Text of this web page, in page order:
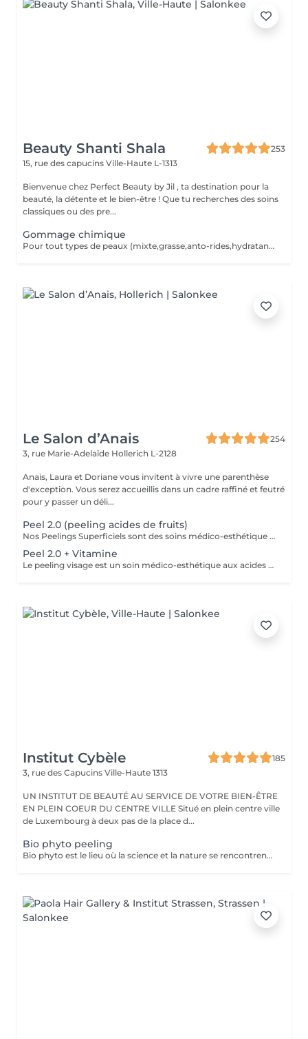
Beauty Shanti Shala
253
15, rue des capucins Ville-Haute L-1313
Bienvenue chez Perfect Beauty by Jil , ta destination pour la
beauté, la détente et le bien-être ! Que tu recherches des soins
classiques ou des pre...
Gommage chimique
Pour tout types de peaux (mixte,grasse,anto-rides,hydratant,rosacea,cicatrice,sensible) pas d'extraction,ni d'epilation visage avant. Il faut éviter le soleil les 2 semaines après le traitement. Cure de 4 soins pour un meilleur resultat. Un soin tout les 2 semaines = 390 aulieu de 440,20, y compris 2 cremes pour soin à domicile,si la facture est réglée au 1ier rv.
Le Salon d’Anais
254
3, rue Marie-Adelaïde Hollerich L-2128
Anais, Laura et Doriane vous invitent à vivre une parenthèse
d'exception. Vous serez accueillis dans un cadre raffiné et feutré
pour y passer un déli...
Peel 2.0 (peeling acides de fruits)
Nos Peelings Superficiels sont des soins médico-esthétique aux acides de fruits qui agissent par une exfoliation chimique controlée des couches supérieurs de la peau afin de stimuler et accélérer le renouvellement cellulaire. En éliminant les cellules mortes de la surface cutanée, ce traitement permet d'unifier le teint, d'atténuer les imperfections et de redonner de l'éclat à la peau. AVANTAGES DU PEELING - Favoriser la création de collagène et d'élastine pour restaurer la fermeté et la souplesse de la peau - Réduction des rides profondes, poches et cernes - Amélioration de l'hydratation - Stimuler la microcirculation - Atténuer les rougeurs présentes - Atténuer les cicatrices d'acné - Affiner le grain de peau - Diminution des pores dilatés, points noirs, comédons - Éclat immédiat du teint PRÉCAUTIONS OBLIGATOIRES - PAS D'ÉPILATION sur la ZONE à traiter 5 jours avant - PAS DE RASAGE pour les hommes 48h avant - Irritations, rougeurs, voire légères croûtes à prévoir pendant 5 à 7 jours (peel expert) - Utilisation OBLIGATOIRE d'une crème ANTI-SOLAIRE pendant 10 jours, matin, midi, soir CONTRE-INDICATIONS - Grossesse/allaitement - Exposition solaire récente ou prévue (48h avant à 7 jours après le soin) - Traitement lourd : chimio (attendre 1 an post chimio) ou antibiotique (attendre 6 mois) - Prise d'anticoagulant, anti-inflammatoire + de 5 jours - Traitements dermatologiques en cours (type Roaccutane) - Allergie aux acides de fruits, fruits à coque ou à l'aspirine - Dermabrasion médicale - Injection de botox ou acide hyaluronique (attendre 1 mois) - Maladies auto-immunes (diabète) - Cicatrices chéloïdes
Peel 2.0 + Vitamine
Le peeling visage est un soin médico-esthétique aux acides de fruits qui consiste à appliquer une solution exfoliante sur la peau afin de stimuler et accélérer le renouvellement cellulaire. En éliminant les cellules mortes de la surface cutanée, ce traitement permet d'unifier le teint, d'atténuer les imperfections et de redonner de l'éclat à la peau. AVANTAGES DU PEELING - Favoriser la création de collagène et d'élastine pour restaurer la fermeté et la souplesse de la peau - Réduction des rides profondes, poches et cernes - Amélioration de l'hydratation - Stimuler la microcirculation - Atténuer les rougeurs présentes - Atténuer les cicatrices d'acné - Affiner le grain de peau - Diminution des pores dilatés, points noirs, comédons - Éclat immédiat du teint PRÉCAUTIONS OBLIGATOIRES - PAS D'ÉPILATION sur la ZONE à traiter 5 jours avant - PAS DE RASAGE pour les hommes 48h avant - Irritations, rougeurs, voire légères croûtes à prévoir pendant 5 à 7 jours (peel expert) - Utilisation OBLIGATOIRE d'une crème ANTI-SOLAIRE pendant 10 jours, matin, midi, soir CONTRE-INDICATIONS - Grossesse/allaitement - Exposition solaire récente ou prévue (48h avant à 7 jours après le soin) - Traitement lourd : chimio (attendre 1 an post chimio) ou antibiotique (attendre 6 mois) - Prise d'anticoagulant, anti-inflammatoire + de 5 jours - Traitements dermatologiques en cours (type Roaccutane) - Allergie aux acides de fruits, fruits à coque ou à l'aspirine - Dermabrasion médicale - Injection de botox ou acide hyaluronique (attendre 1 mois) - Maladies auto-immunes (diabète) - Cicatrices chéloïdes
Institut Cybèle
185
3, rue des Capucins Ville-Haute 1313
UN INSTITUT DE BEAUTÉ AU SERVICE DE VOTRE BIEN-ÊTRE
EN PLEIN COEUR DU CENTRE VILLE Situé en plein centre ville
de Luxembourg à deux pas de la place d...
Bio phyto peeling
Bio phyto est le lieu où la science et la nature se rencontrent pour créer des produits aux qualités uniques et aux résultats exceptionnels. Le Peeling profond est un complexe botanique et acide salicylique hautement purifiant, oxygénant, coup d'éclat immédiat. Pour tous types de peau, efficace sur les pores dilatés, impuretés et imperfections, tâches pigmentaires, hyper kératinisation, excès de sébum et aux peaux affectées par le tabac. Immédiatement après le soin, la peau parait radieuse, dynamique et revitalisée. Les systèmes de défense naturels de la peau sont restaurés et renforcés contre d'autres dommages car ce soin agit fortement sur le renouvellement cellulaire.